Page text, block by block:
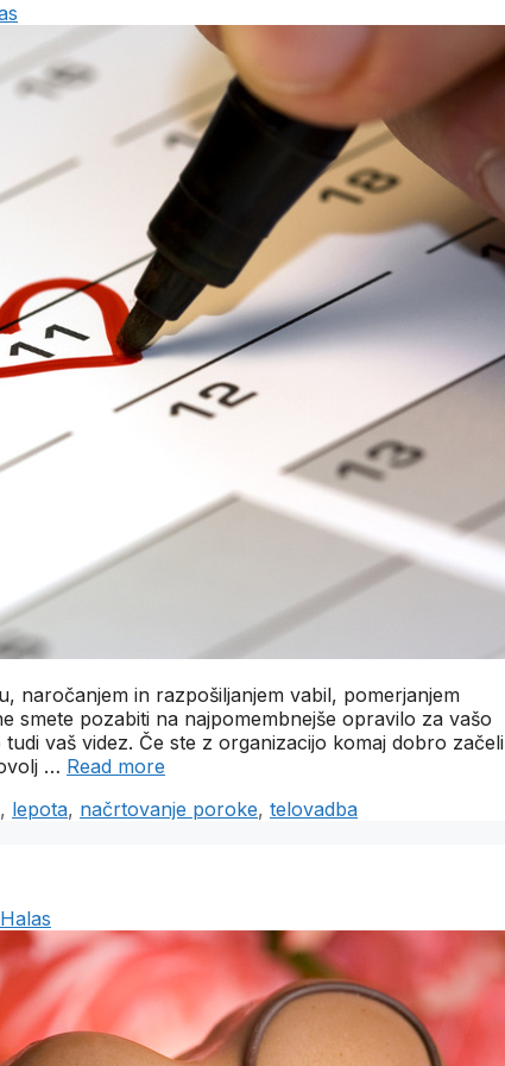
naročanjem in razpošiljanjem vabil, pomerjanjem
smete pozabiti na najpomembnejše opravilo za vašo
vaš videz. Če ste z organizacijo komaj dobro začeli
… Read more
, lepota, načrtovanje poroke, telovadba